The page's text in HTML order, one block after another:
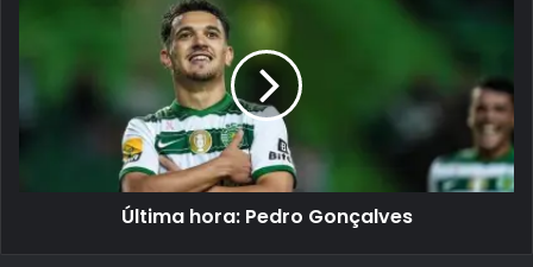
Última hora: Pedro Gonçalves